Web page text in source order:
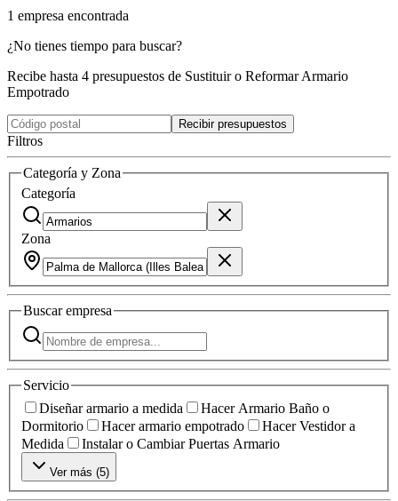
1 empresa encontrada
¿No tienes tiempo para buscar?
Recibe hasta 4 presupuestos de Sustituir o Reformar Armario
Empotrado
Recibir presupuestos
Filtros
Categoría y Zona
Categoría
Zona
Buscarempresa
Servicio
Diseñar armario a medida
Hacer Armario Baño o
Dormitorio
Hacer armario empotrado
Hacer Vestidor a
Medida
Instalar o Cambiar Puertas Armario
Ver más (5)